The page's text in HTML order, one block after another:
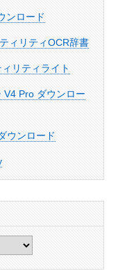
ンロード
ィリティOCR辞書
リティライト
V4 Pro ダウンロー
ウンロード